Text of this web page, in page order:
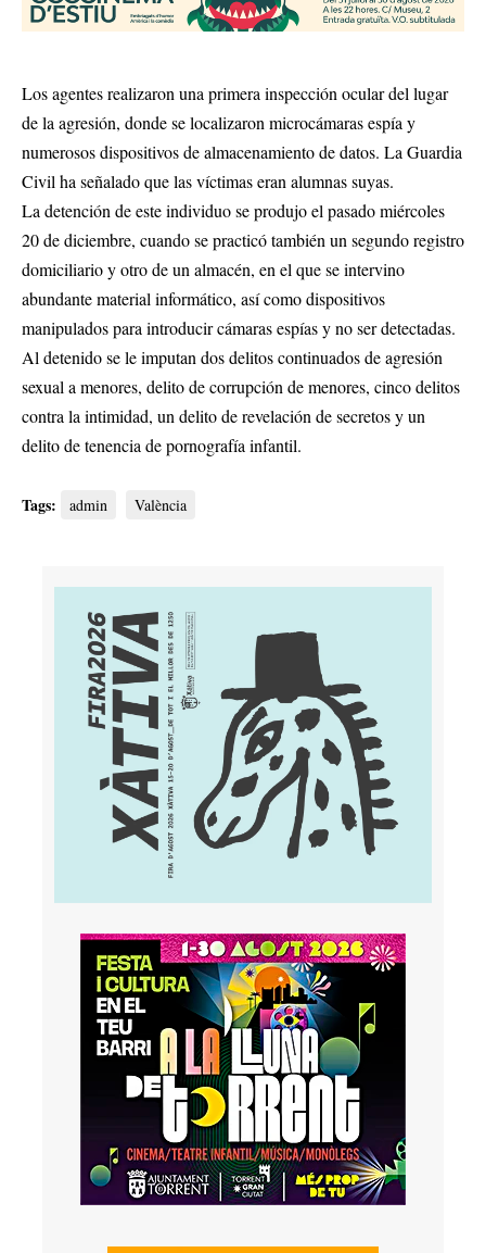
Los agentes realizaron una primera inspección ocular del lugar
de la agresión, donde se localizaron microcámaras espía y
numerosos dispositivos de almacenamiento de datos. La Guardia
Civil ha señalado que las víctimas eran alumnas suyas.
La detención de este individuo se produjo el pasado miércoles
20 de diciembre, cuando se practicó también un segundo registro
domiciliario y otro de un almacén, en el que se intervino
abundante material informático, así como dispositivos
manipulados para introducir cámaras espías y no ser detectadas.
Al detenido se le imputan dos delitos continuados de agresión
sexual a menores, delito de corrupción de menores, cinco delitos
contra la intimidad, un delito de revelación de secretos y un
delito de tenencia de pornografía infantil.
Tags: admin València